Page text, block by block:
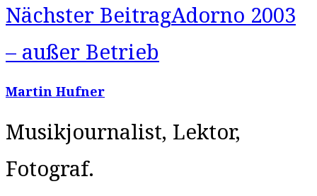
Nächster BeitragAdorno 2003
– außer Betrieb
Martin Hufner
Musikjournalist, Lektor,
Fotograf.